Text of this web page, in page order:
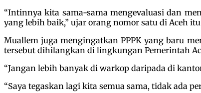
“Intinnya kita sama-sama mengevaluasi dan
yang lebih baik,” ujar orang nomor satu di Aceh
Muallem juga mengingatkan PPPK yang baru
tersebut dihilangkan di lingkungan Pemerintah
“Jangan lebih banyak di warkop daripada di
“Saya tegaskan lagi kita semua sama, tidak ada